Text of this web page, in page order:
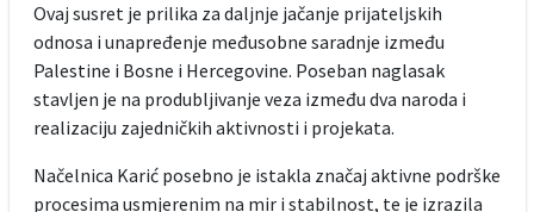
Ovaj susret je prilika za daljnje jačanje prijateljskih
odnosa i unapređenje međusobne saradnje između
Palestine i Bosne i Hercegovine. Poseban naglasak
stavljen je na produbljivanje veza između dva naroda i
realizaciju zajedničkih aktivnosti i projekata.
Načelnica Karić posebno je istakla značaj aktivne podrške
procesima usmjerenim na mir i stabilnost, te je izrazila